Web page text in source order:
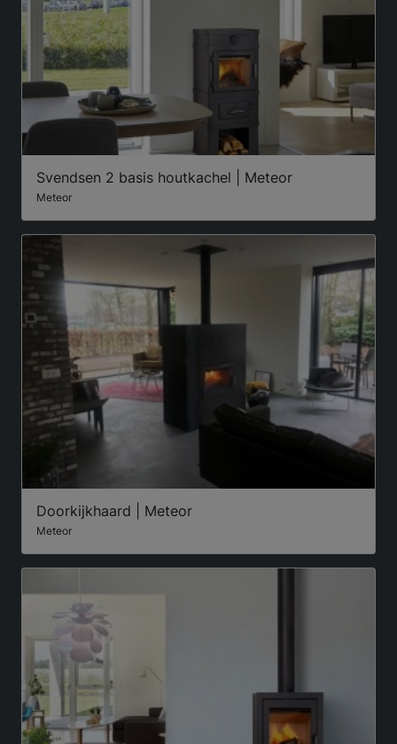
Svendsen 2 basis houtkachel | Meteor
Meteor
Doorkijkhaard | Meteor
Meteor